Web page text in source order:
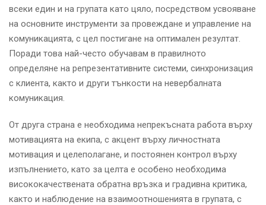
всеки един и на групата като цяло, посредством усвояване
на основните инструменти за провеждане и управление на
комуникацията, с цел постигане на оптимален резултат.
Поради това най-често обучавам в правилното
определяне на репрезентативните системи, синхронизация
с клиента, както и други тънкости на невербалната
комуникация.
От друга страна е необходима непрекъсната работа върху
мотивацията на екипа, с акцент върху личностната
мотивация и целеполагане, и постоянен контрол върху
изпълнението, като за целта е особено необходима
висококачествената обратна връзка и градивна критика,
както и наблюдение на взаимоотношенията в групата, с